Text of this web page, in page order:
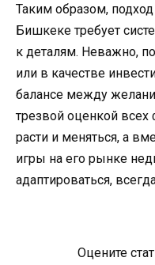
Таким образом,
Бишкеке требует
к деталям. Неважно,
или в качестве
балансе между
трезвой оценкой всех
расти и меняться, а
игры на его рынке
адаптироваться,
Оцените